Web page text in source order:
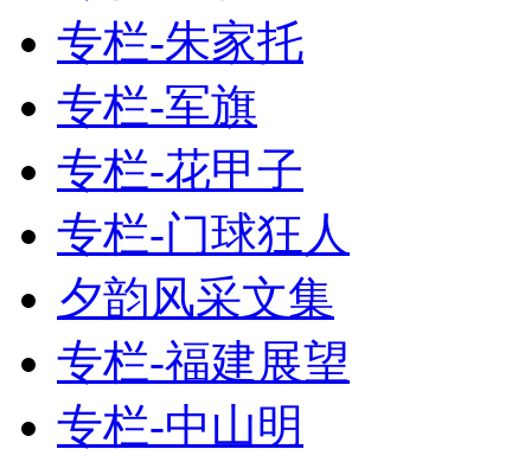
专栏-朱家托
专栏-军旗
专栏-花甲子
专栏-门球狂人
夕韵风采文集
专栏-福建展望
专栏-中山明